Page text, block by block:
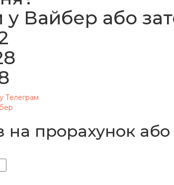
у Вайбер або
Телеграм
на прорахунок або